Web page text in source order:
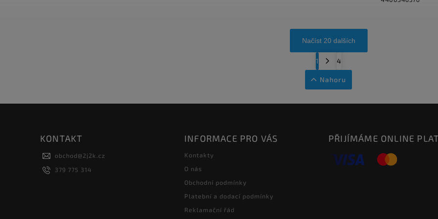
Načíst 20 dalších
1 4
Nahoru
KONTAKT
obchod@2j2k.cz
379 775 314
INFORMACE PRO VÁS
Kontakty
O nás
Obchodní podmínky
Platební a dodací podmínky
Reklamační řád
PŘIJÍMÁME ONLINE